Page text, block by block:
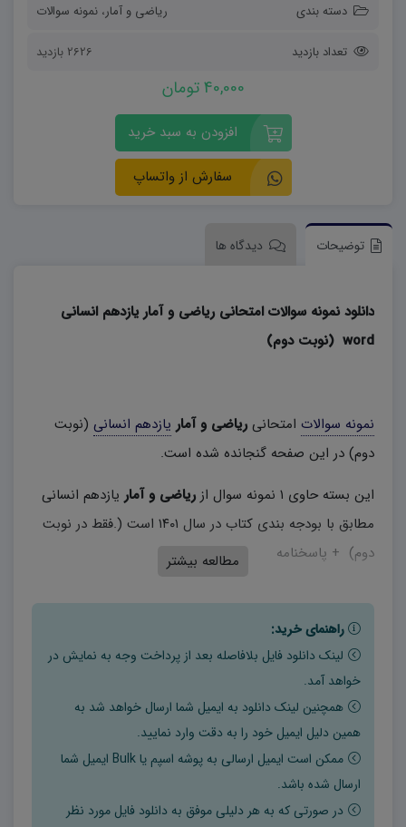
دسته بندی ریاضی و آمار، نمونه سوالات
تعداد بازدید 2626 بازدید
40,000 تومان
افزودن به سبد خرید
سفارش از واتساپ
توضیحات دیدگاه ها
دانلود نمونه سوالات امتحانی ریاضی و آمار یازدهم انسانی
word (نوبت دوم)
نمونه سوالات امتحانی ریاضی و آمار یازدهم انسانی (نوبت
دوم) در این صفحه گنجانده شده است.
این بسته حاوی ۱ نمونه سوال از
ریاضی و آمار یازدهم انسانی
مطابق با بودجه بندی کتاب در سال ۱۴۰۱ است (.فقط در نوبت
دوم) + پاسخنامه
مطالعه بیشتر
راهنمای خرید:
لینک دانلود فایل بلافاصله بعد از پرداخت وجه به نمایش در
خواهد آمد.
همچنین لینک دانلود به ایمیل شما ارسال خواهد شد به
همین دلیل ایمیل خود را به دقت وارد نمایید.
ممکن است ایمیل ارسالی به پوشه اسپم یا Bulk ایمیل شما
ارسال شده باشد.
در صورتی که به هر دلیلی موفق به دانلود فایل مورد نظر